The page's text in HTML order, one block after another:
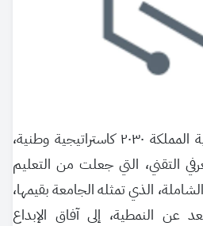
استُمد هذا الشعار من رؤية المملكة ٢٠٣٠ كاستراتيجية وطنية،
التقني، التي جعلت من التعليم
الذي تمثله الجامعة بقيمها،
عن النمطية، إلى آفاق الإبداع